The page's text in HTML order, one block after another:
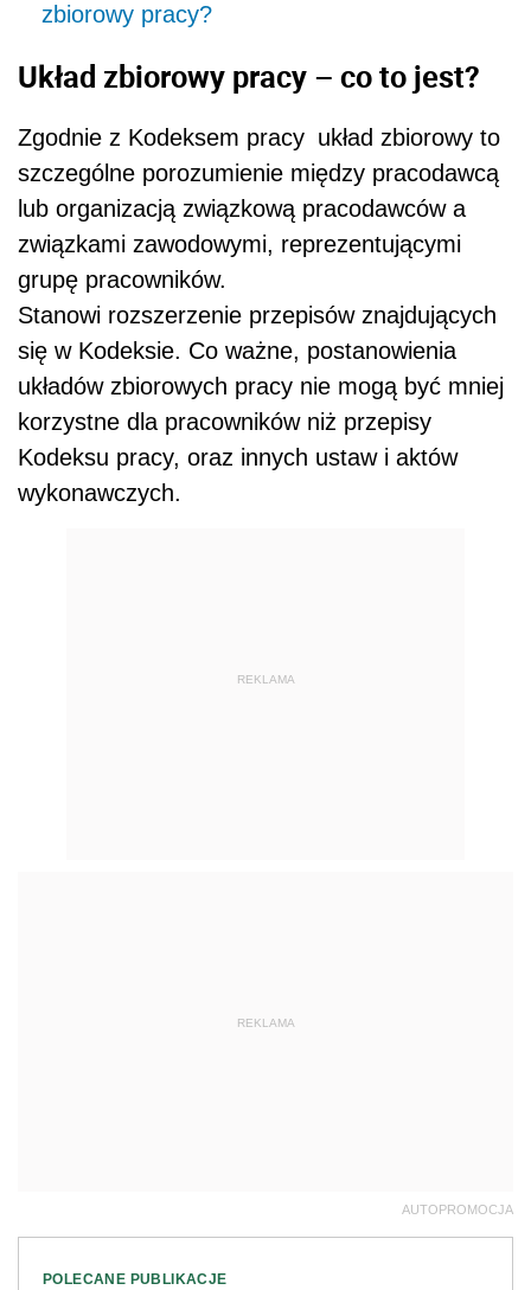
zbiorowy pracy?
Układ zbiorowy pracy – co to jest?
Zgodnie z Kodeksem pracy układ zbiorowy to
szczególne porozumienie między pracodawcą
lub organizacją związkową pracodawców a
związkami zawodowymi, reprezentującymi
grupę pracowników.
Stanowi rozszerzenie przepisów znajdujących
się w Kodeksie. Co ważne, postanowienia
układów zbiorowych pracy nie mogą być mniej
korzystne dla pracowników niż przepisy
Kodeksu pracy, oraz innych ustaw i aktów
wykonawczych.
REKLAMA
REKLAMA
AUTOPROMOCJA
POLECANE PUBLIKACJE